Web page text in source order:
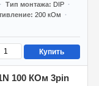
Тип монтажа
DIP
200 кОм
Купить
100 КОм 3pin